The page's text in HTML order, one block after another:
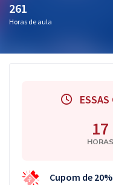
OAB
Conteúdo gratuito
Atendimento
261
Horas de aula
ESSAS
17
HORAS
Cupom de